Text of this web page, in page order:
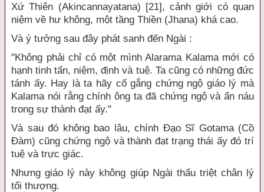
Xứ Thiên (Akincannayatana) [21], cảnh giới có quan
niệm về hư không, một tầng Thiền (Jhana) khá cao.
Và ý tưởng sau đây phát sanh đến Ngài :
"Không phải chỉ có một mình Alarama Kalama mới có
hạnh tinh tấn, niệm, định và tuệ. Ta cũng có những đức
tánh ấy. Hay là ta hãy cố gắng chứng ngộ giáo lý mà
Kalama nói rằng chính ông ta đã chứng ngộ và ẩn náu
trong sự thành đạt ấy."
Và sau đó không bao lâu, chính Đạo Sĩ Gotama (Cồ
Đàm) cũng chứng ngộ và thành đạt trạng thái ấy đó trí
tuệ và trực giác.
Nhưng giáo lý này không giúp Ngài thấu triệt chân lý
tối thượng.